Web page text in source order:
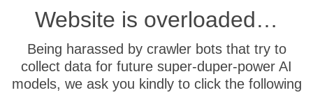
Website is overloaded…
Being harassed by crawler bots that try to
collect data for future super-duper-power AI
models, we ask you kindly to click the following